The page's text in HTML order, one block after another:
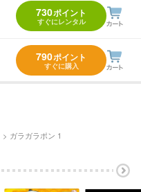
730ポイント
すぐにレンタル
790ポイント
すぐに購入
ガラガラポン 1